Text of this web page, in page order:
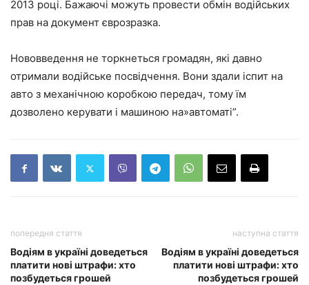
2013 році. Бажаючі можуть провести обмін водійських
прав на документ єврозразка.
Нововведення не торкнеться громадян, які давно
отримали водійське посвідчення. Вони здали іспит на
авто з механічною коробкою передач, тому їм
дозволено керувати і машиною на»автоматі”.
попередня стаття
Водіям в україні доведеться
платити нові штрафи: хто
позбудеться грошей
наступна стаття
Водіям в україні доведеться
платити нові штрафи: хто
позбудеться грошей